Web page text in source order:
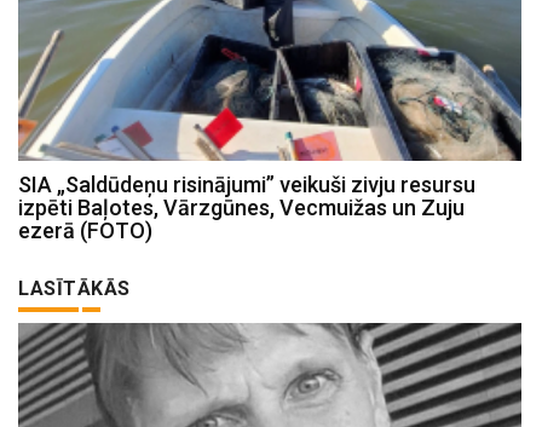
SIA „Saldūdeņu risinājumi” veikuši zivju resursu
izpēti Baļotes, Vārzgūnes, Vecmuižas un Zuju
ezerā (FOTO)
LASĪTĀKĀS